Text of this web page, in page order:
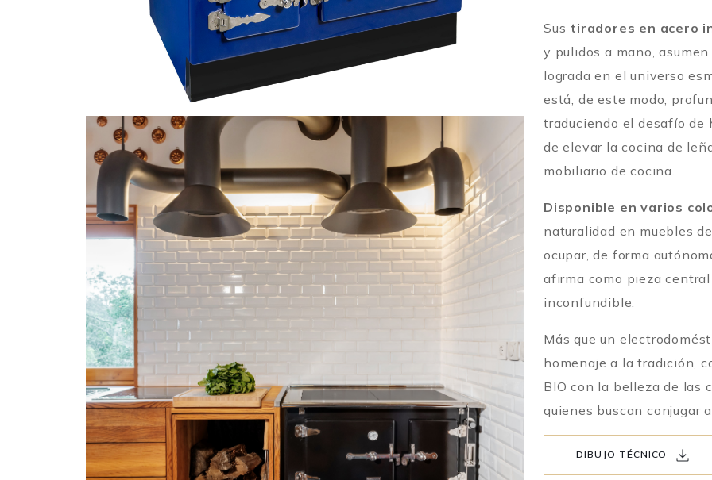
Sus tiradores en acero
y pulidos a mano,
lograda en el universo
está, de este modo,
traduciendo el desafío de
de elevar la cocina de
mobiliario de cocina.
Disponible en varios
naturalidad en muebles
ocupar, de forma
afirma como pieza
inconfundible.
Más que un
homenaje a la tradición,
BIO con la belleza de las
quienes buscan conjugar
DIBUJO TÉCNICO